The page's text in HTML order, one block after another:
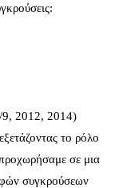
9, 2012, 2014)
το ρόλο
σε μια
συγκρούσεων